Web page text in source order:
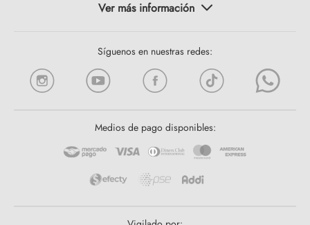
Síguenos en nuestras redes:
Medios de pago disponibles: